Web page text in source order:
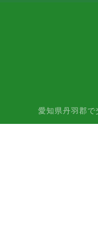
愛知県丹羽郡